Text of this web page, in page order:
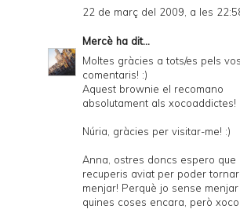
22 de març del 2009, a les
Mercè ha dit...
Moltes gràcies a tots/es pels
comentaris! :)
Aquest brownie el recomano
absolutament als xocoaddictes!
Núria, gràcies per visitar-me! :)
Anna, ostres doncs espero que
recuperis aviat per poder
menjar! Perquè jo sense
quines coses encara, però